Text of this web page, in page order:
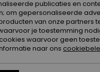
publicaties en
om gepersonaliseerde
van onze partners
je toestemming
waarvoor geen
naar ons